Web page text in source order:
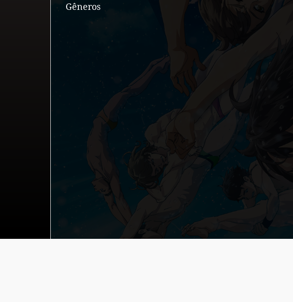
Gêneros